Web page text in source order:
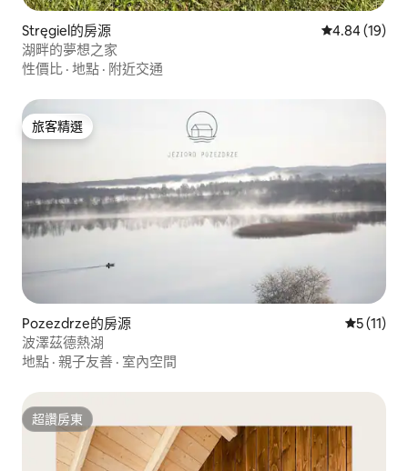
Stręgiel的房源 從 19 則評價
4.84 (19)
湖畔的夢想之家
性價比 · 地點 · 附近交通
旅客精選
旅客精選
Pozezdrze的房源 從 11 則
5 (11)
波澤茲德熱湖
地點 · 親子友善 · 室內空間
超讚房東
超讚房東